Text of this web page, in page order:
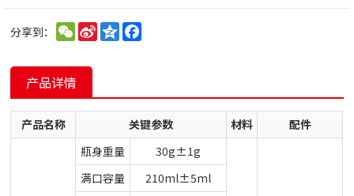
分享到： WeChat
Sina
Weibo
Qzone
产品详情
产品名称 关键参数 材料 配件
瓶身重量 30g±1g
满口容量
210ml±5ml